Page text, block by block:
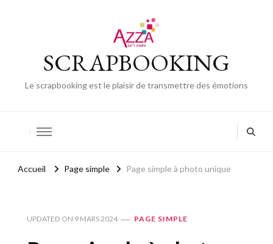
SCRAPBOOKING
Le scrapbooking est le plaisir de transmettre des émotions
Accueil Page simple Page simple à photo unique
UPDATED ON 9 MARS 2024 PAGE SIMPLE